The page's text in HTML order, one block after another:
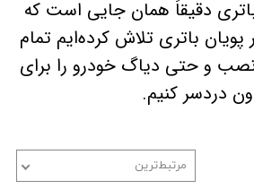
مرتبط‌ترین
دقیقاً همان جایی است که
پویان باتری تلاش کرده‌ایم تمام
و حتی دیاگ خودرو را برای
دردسر کنیم.